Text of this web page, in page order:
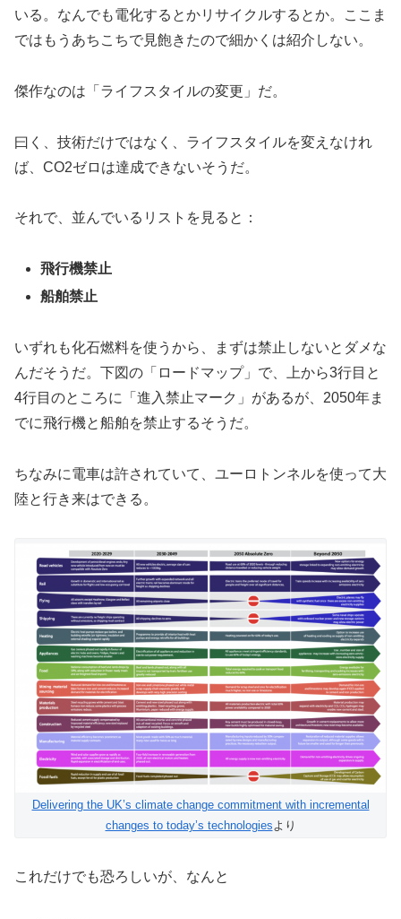
いる。なんでも電化するとかリサイクルするとか。ここま
ではもうあちこちで見飽きたので細かくは紹介しない。
傑作なのは「ライフスタイルの変更」だ。
曰く、技術だけではなく、ライフスタイルを変えなけれ
ば、CO2ゼロは達成できないそうだ。
それで、並んでいるリストを見ると：
飛行機禁止
船舶禁止
いずれも化石燃料を使うから、まずは禁止しないとダメな
んだそうだ。下図の「ロードマップ」で、上から3行目と
4行目のところに「進入禁止マーク」があるが、2050年ま
でに飛行機と船舶を禁止するそうだ。
ちなみに電車は許されていて、ユーロトンネルを使って大
陸と行き来はできる。
Delivering the UK’s climate change commitment with incremental
changes to today’s technologiesより
これだけでも恐ろしいが、なんと